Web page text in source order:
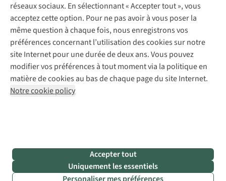
réseaux sociaux. En sélectionnant « Accepter tout », vous
acceptez cette option. Pour ne pas avoir à vous poser la
même question à chaque fois, nous enregistrons vos
préférences concernant l’utilisation des cookies sur notre
site Internet pour une durée de deux ans. Vous pouvez
modifier vos préférences à tout moment via la politique en
matière de cookies au bas de chaque page du site Internet.
Notre cookie policy
Accepter tout
Uniquement les essentiels
Mentions légales
Politique de confidentialité
Conditions générales
Cookie Policy
AS Adventure Luxemburg SA,